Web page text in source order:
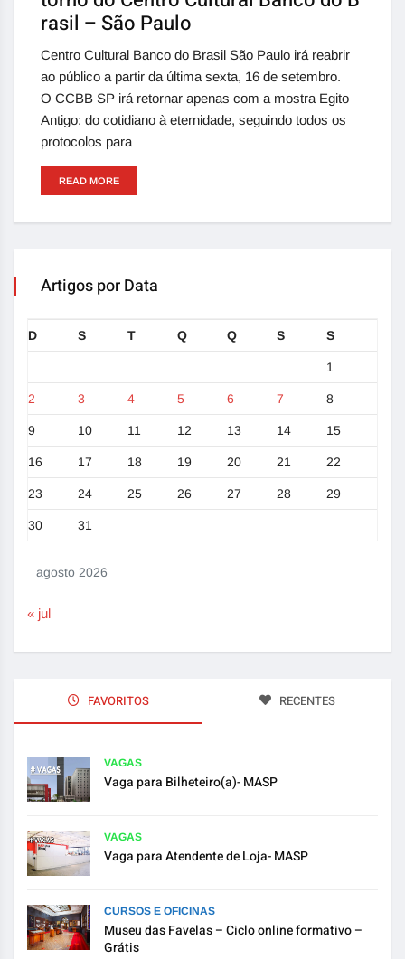
rasil – São Paulo
Centro Cultural Banco do Brasil São Paulo irá reabrir
ao público a partir da última sexta, 16 de setembro.
O CCBB SP irá retornar apenas com a mostra Egito
Antigo: do cotidiano à eternidade, seguindo todos os
protocolos para
READ MORE
Artigos por Data
agosto 2026
D S T Q Q S S
1
2 3 4 5 6 7 8
9 10 11 12 13 14 15
16 17 18 19 20 21 22
23 24 25 26 27 28 29
30 31
« jul
FAVORITOS RECENTES
VAGAS
Vaga para Bilheteiro(a)- MASP
VAGAS
Vaga para Atendente de Loja- MASP
CURSOS E OFICINAS
Museu das Favelas – Ciclo online formativo –
Grátis